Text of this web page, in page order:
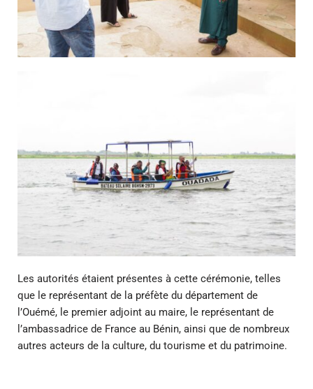
Les autorités étaient présentes à cette cérémonie, telles
que le représentant de la préfète du département de
l’Ouémé, le premier adjoint au maire, le représentant de
l’ambassadrice de France au Bénin, ainsi que de nombreux
autres acteurs de la culture, du tourisme et du patrimoine.